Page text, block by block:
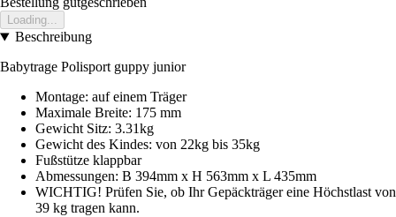
Loading...
Beschreibung
Babytrage Polisport guppy junior
Montage: auf einem Träger
Maximale Breite: 175 mm
Gewicht Sitz: 3.31kg
Gewicht des Kindes: von 22kg bis 35kg
Fußstütze klappbar
Abmessungen: B 394mm x H 563mm x L 435mm
WICHTIG! Prüfen Sie, ob Ihr Gepäckträger eine Höchstlast von
39 kg tragen kann.